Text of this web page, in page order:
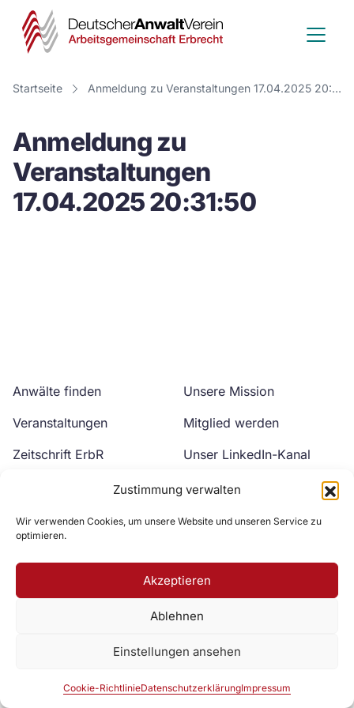
Zustimmung verwalten
Wir verwenden Cookies, um unsere Website und unseren Service zu
optimieren.
Akzeptieren
Ablehnen
Einstellungen ansehen
Cookie-RichtlinieDatenschutzerklärungImpressum
Deutscher
Anwalt
Verein
Startseite Anmeldung zu Veranstaltungen 17.04.2025 20:31:50
Anmeldung zu
Veranstaltungen
17.04.2025 20:31:50
Anwälte finden
Veranstaltungen
Zeitschrift ErbR
Unsere Mission
Mitglied werden
Unser LinkedIn-Kanal
Unser YouTube-Kanal
Zur DAV Webseite